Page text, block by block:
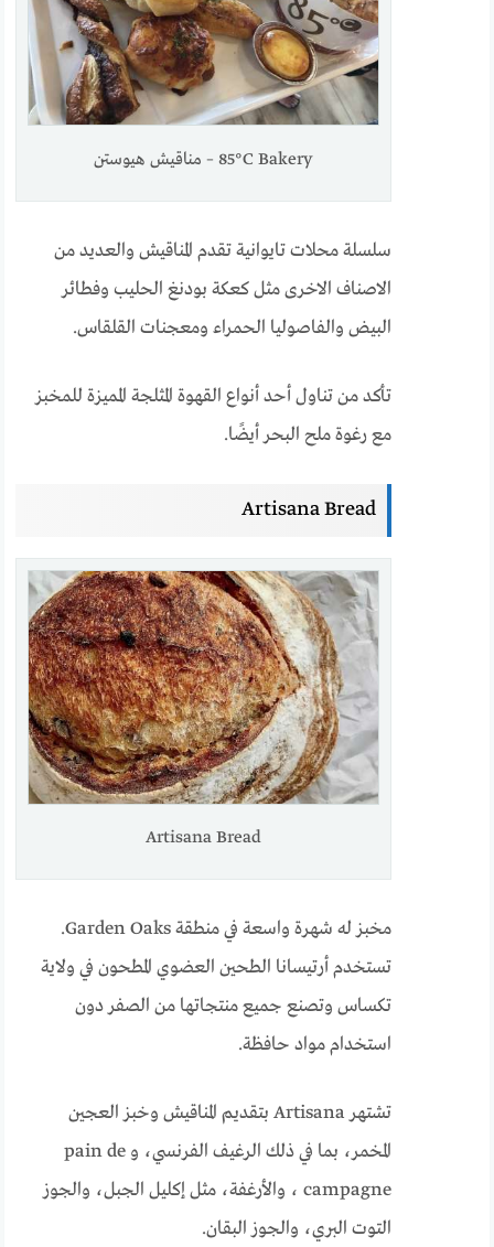
85°C Bakery – مناقيش هيوستن
سلسلة محلات تايوانية تقدم المناقيش والعديد من
الاصناف الاخرى مثل كعكة بودنغ الحليب وفطائر
البيض والفاصوليا الحمراء ومعجنات القلقاس.
تأكد من تناول أحد أنواع القهوة المثلجة المميزة للمخبز
مع رغوة ملح البحر أيضًا.
Artisana Bread
Artisana Bread
مخبز له شهرة واسعة في منطقة Garden Oaks.
تستخدم أرتيسانا الطحين العضوي المطحون في ولاية
تكساس وتصنع جميع منتجاتها من الصفر دون
استخدام مواد حافظة.
تشتهر Artisana بتقديم المناقيش وخبز العجين
المخمر، بما في ذلك الرغيف الفرنسي، و pain de
campagne ، والأرغفة، مثل إكليل الجبل، والجوز
التوت البري، والجوز البقان.